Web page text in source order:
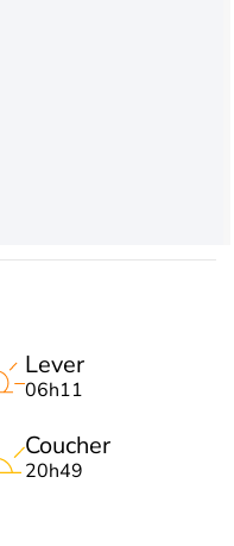
Lever
06h11
Coucher
20h49